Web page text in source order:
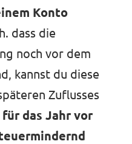
Konto
dass die
noch vor dem
kannst du diese
Zuflusses
für das Jahr vor